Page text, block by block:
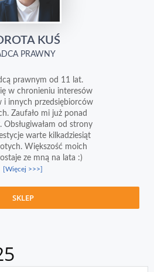
KUŚ
PRAWNY
prawnym od 11 lat.
w chronieniu interesów
i innych przedsiębiorców
Zaufało mi już ponad
od strony
warte kilkadziesiąt
Większość moich
ze mną na lata :)
[Więcej >>>]
SKLEP